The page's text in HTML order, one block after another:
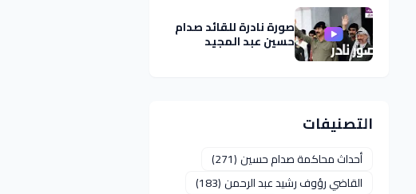
صورة نادرة للقائد صدام
حسين عبد المجيد
التصنيفات
أحداث محاكمة صدام حسين(271)
القاضي رؤوف رشيد عبد الرحمن(183)